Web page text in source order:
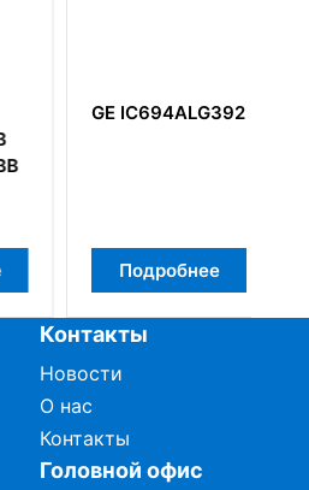
GE IC694ALG392
Подробнее
Контакты
Новости
О нас
Контакты
Головной офис